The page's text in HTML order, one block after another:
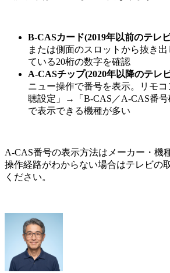
B-CASカード(2019年以前のテレ
または側面のスロットから抜き
ている20桁の数字を確認
A-CASチップ(2020年以降のテレ
ニュー操作で番号を表示。リモ
聴設定」→「B-CAS／A-CAS番
で表示できる機種が多い
A-CAS番号の表示方法はメーカー・機
操作経路がわからない場合はテレビの
ください。